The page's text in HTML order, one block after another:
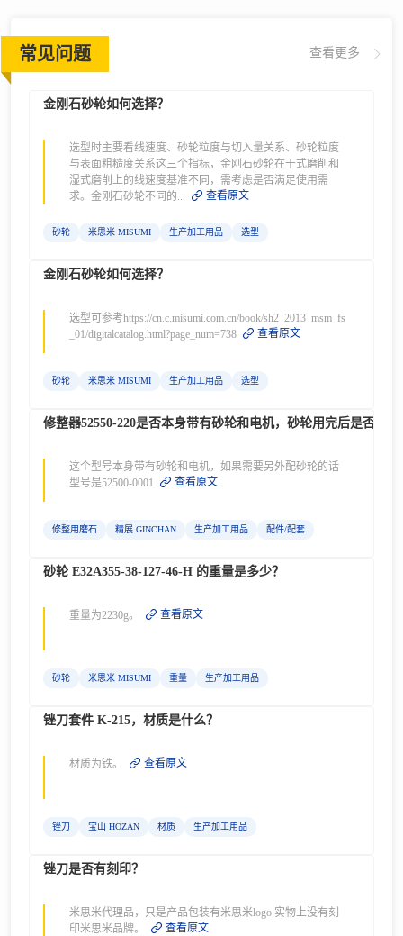
常见问题 查看更多
金刚石砂轮如何选择？
选型时主要看线速度、砂轮粒度与切入量关系、砂轮粒度
与表面粗糙度关系这三个指标，金刚石砂轮在干式磨削和
湿式磨削上的线速度基准不同，需考虑是否满足使用需
求。金刚石砂轮不同的...
查看原文
砂轮 米思米 MISUMI 生产加工用品 选型
金刚石砂轮如何选择？
选型可参考https://cn.c.misumi.com.cn/book/sh2_2013_msm_fs
_01/digitalcatalog.html?page_num=738
查看原文
砂轮 米思米 MISUMI 生产加工用品 选型
修整器52550-220是否本身带有砂轮和电机，砂轮用完后是否有
这个型号本身带有砂轮和电机，如果需要另外配砂轮的话
型号是52500-0001
查看原文
修整用磨石 精展 GINCHAN 生产加工用品 配件/配套
砂轮 E32A355-38-127-46-H 的重量是多少？
重量为2230g。 查看原文
砂轮 米思米 MISUMI 重量 生产加工用品
锉刀套件 K-215，材质是什么？
材质为铁。 查看原文
锉刀 宝山 HOZAN 材质 生产加工用品
锉刀是否有刻印？
米思米代理品，只是产品包装有米思米logo 实物上没有刻
印米思米品牌。
查看原文